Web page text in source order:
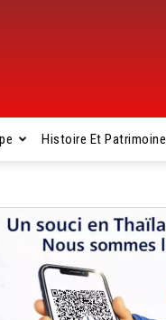
Histoire Et Patrimoine